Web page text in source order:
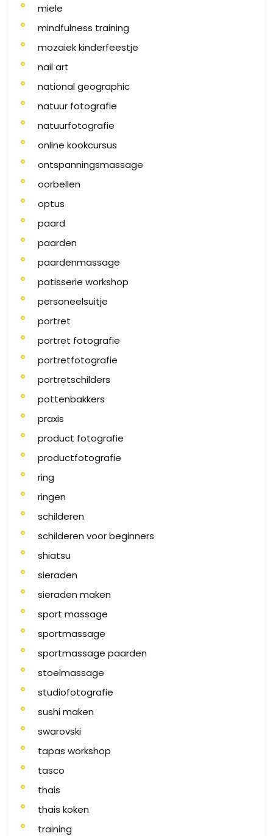
miele
mindfulness training
mozaiek kinderfeestje
nail art
national geographic
natuur fotografie
natuurfotografie
online kookcursus
ontspanningsmassage
oorbellen
optus
paard
paarden
paardenmassage
patisserie workshop
personeelsuitje
portret
portret fotografie
portretfotografie
portretschilders
pottenbakkers
praxis
product fotografie
productfotografie
ring
ringen
schilderen
schilderen voor beginners
shiatsu
sieraden
sieraden maken
sport massage
sportmassage
sportmassage paarden
stoelmassage
studiofotografie
sushi maken
swarovski
tapas workshop
tasco
thais
thais koken
training